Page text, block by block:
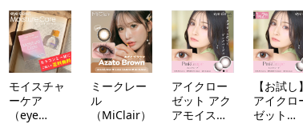
モイスチャ
ーケア
（eye
ミークレー
ル
（MiClair）
アイクロー
ゼット アク
アモイスト
【お試し】
アイクロ
ゼット